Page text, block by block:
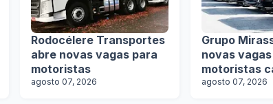
Rodocélere Transportes
abre novas vagas para
motoristas
agosto 07, 2026
Grupo
novas
motoristas
E
agosto 07, 2026